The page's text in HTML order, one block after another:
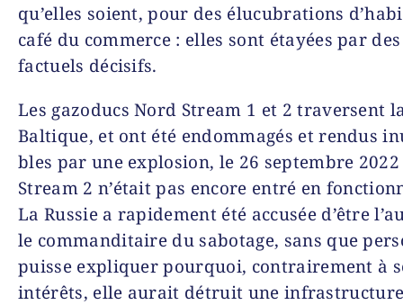
qu’elles soient, pour des élucubrations
café du commerce : elles sont étayées par
factuels décisifs.
Les gazoducs Nord Stream 1 et 2 traversent
Baltique, et ont été endommagés et rendus
bles par une explosion, le 26 septembre
Stream 2 n’était pas encore entré en
La Russie a rapidement été accusée d’être
le commanditaire du sabotage, sans que
puisse expliquer pourquoi, contrairement à
intérêts, elle aurait détruit une